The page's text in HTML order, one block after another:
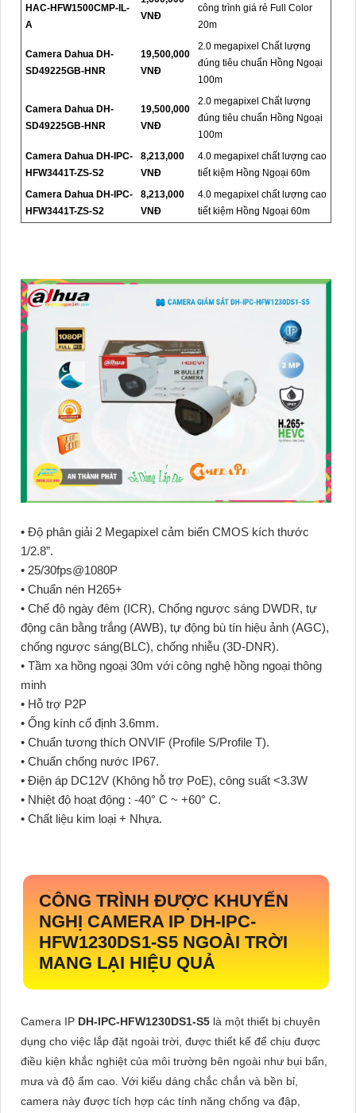
HAC-HFW1500CMP-IL-
A
VNĐ
công trình giá rẻ Full Color
20m
Camera Dahua DH-
SD49225GB-HNR
19,500,000
VNĐ
2.0 megapixel Chất lượng
đúng tiêu chuẩn Hồng Ngoại
100m
Camera Dahua DH-
SD49225GB-HNR
19,500,000
VNĐ
2.0 megapixel Chất lượng
đúng tiêu chuẩn Hồng Ngoại
100m
Camera Dahua DH-IPC-
HFW3441T-ZS-S2
8,213,000
VNĐ
4.0 megapixel chất lượng cao
tiết kiệm Hồng Ngoại 60m
Camera Dahua DH-IPC-
HFW3441T-ZS-S2
8,213,000
VNĐ
4.0 megapixel chất lượng cao
tiết kiệm Hồng Ngoại 60m
• Độ phân giải 2 Megapixel cảm biến CMOS kích thước
1/2.8”.
• 25/30fps@1080P
• Chuẩn nén H265+
• Chế độ ngày đêm (ICR), Chống ngược sáng DWDR, tự
động cân bằng trắng (AWB), tự động bù tín hiệu ảnh (AGC),
chống ngược sáng(BLC), chống nhiễu (3D-DNR).
• Tầm xa hồng ngoại 30m với công nghệ hồng ngoại thông
minh
• Hỗ trợ P2P
• Ống kính cố định 3.6mm.
• Chuẩn tương thích ONVIF (Profile S/Profile T).
• Chuẩn chống nước IP67.
• Điện áp DC12V (Không hỗ trợ PoE), công suất <3.3W
• Nhiệt độ hoạt động : -40° C ~ +60° C.
• Chất liệu kim loại + Nhựa.
CÔNG TRÌNH ĐƯỢC KHUYẾN
NGHỊ CAMERA IP DH-IPC-
HFW1230DS1-S5 NGOÀI TRỜI
MANG LẠI HIỆU QUẢ
Camera IP DH-IPC-HFW1230DS1-S5 là một thiết bị chuyên
dụng cho việc lắp đặt ngoài trời, được thiết kế để chịu được
điều kiện khắc nghiệt của môi trường bên ngoài như bụi bẩn,
mưa và độ ẩm cao. Với kiểu dáng chắc chắn và bền bỉ,
camera này được tích hợp các tính năng chống va đập,